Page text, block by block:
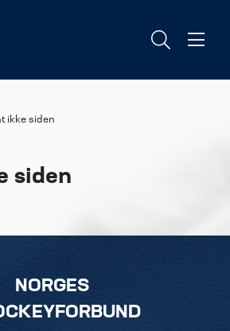
ikke siden
siden
NORGES